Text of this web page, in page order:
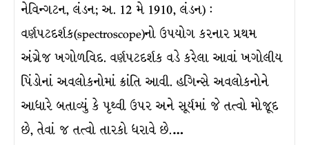
નેવિન્ગટન, લંડન; અ. 12 મે 1910, લંડન) :
વર્ણપટદર્શક(spectroscope)નો ઉપયોગ કરનાર પ્રથમ
અંગ્રેજ ખગોળવિદ. વર્ણપટદર્શક વડે કરેલા આવાં ખગોલીય
પિંડોનાં અવલોકનોમાં ક્રાંતિ આવી. હગિન્સે અવલોકનોને
આધારે બતાવ્યું કે પૃથ્વી ઉપર અને સૂર્યમાં જે તત્વો મોજૂદ
છે, તેવાં જ તત્વો તારકો ધરાવે છે.…